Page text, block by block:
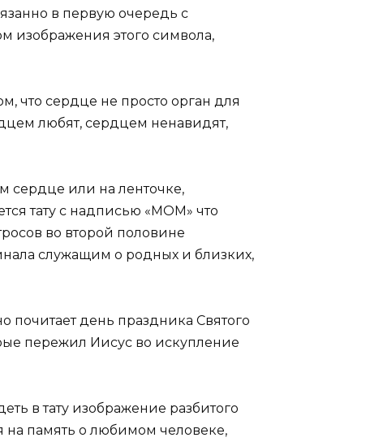
в первую очередь с
изображения этого символа,
что сердце не просто орган для
любят, сердцем ненавидят,
сердце или на ленточке,
тату с надписью «МОМ» что
во второй половине
служащим о родных и близких,
почитает день праздника Святого
пережил Иисус во искупление
в тату изображение разбитого
на память о любимом человеке,